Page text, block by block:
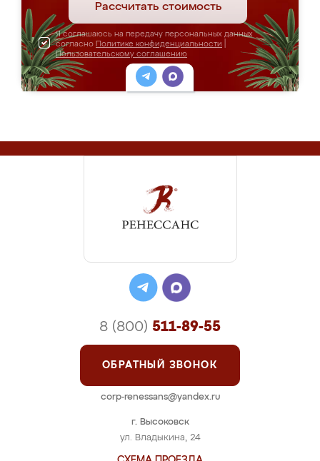
Рассчитать стоимость
Я соглашаюсь на передачу персональных данных
согласно Политике конфиденциальности
Пользовательскому соглашению
г. Высоковск
ул. Владыкина, 24
8 (800) 511-89-55
ОБРАТНЫЙ ЗВОНОК
corp-renessans@yandex.ru